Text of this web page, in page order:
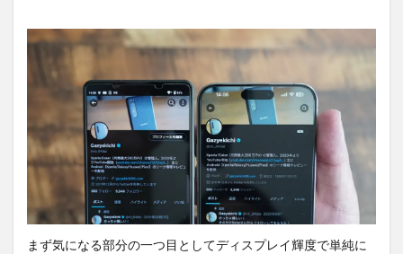
まず気になる部分の一つ目としてディスプレイ輝度で単純に